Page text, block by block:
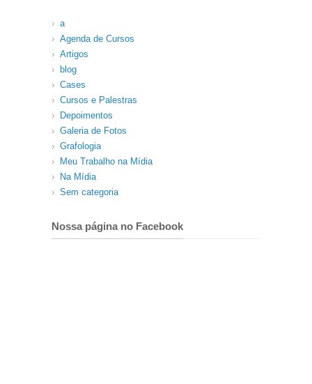
a
Agenda de Cursos
Artigos
blog
Cases
Cursos e Palestras
Depoimentos
Galeria de Fotos
Grafologia
Meu Trabalho na Mídia
Na Mídia
Sem categoria
Nossa página no Facebook